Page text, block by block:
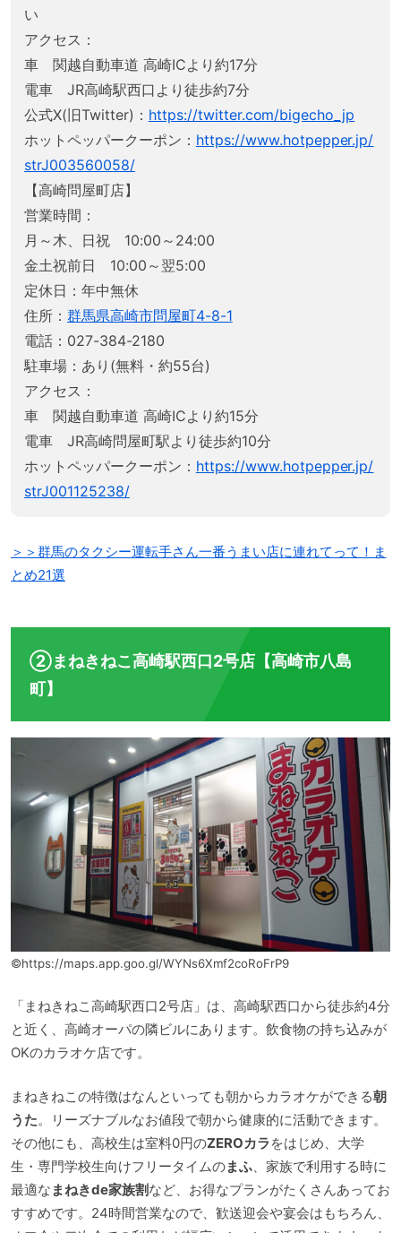
い
アクセス：
車 関越自動車道 高崎ICより約17分
電車 JR高崎駅西口より徒歩約7分
公式X(旧Twitter)： https://twitter.com/bigecho_jp
ホットペッパークーポン： https://www.hotpepper.jp/
strJ003560058/
【高崎問屋町店】
営業時間：
月～木、日祝 10:00～24:00
金土祝前日 10:00～翌5:00
定休日：年中無休
住所： 群馬県高崎市問屋町4-8-1
電話：027-384-2180
駐車場：あり(無料・約55台)
アクセス：
車 関越自動車道 高崎ICより約15分
電車 JR高崎問屋町駅より徒歩約10分
ホットペッパークーポン： https://www.hotpepper.jp/
strJ001125238/
＞＞群馬のタクシー運転手さん一番うまい店に連れてって！ま
とめ21選
②まねきねこ高崎駅西口2号店【高崎市八島
町】
©https://maps.app.goo.gl/WYNs6Xmf2coRoFrP9
「まねきねこ高崎駅西口2号店」は、高崎駅西口から徒歩約4分
と近く、高崎オーパの隣ビルにあります。飲食物の持ち込みが
OKのカラオケ店です。
まねきねこの特徴はなんといっても朝からカラオケができる朝
うた。リーズナブルなお値段で朝から健康的に活動できます。
その他にも、高校生は室料0円のZEROカラ をはじめ、大学
生・専門学校生向けフリータイムのまふ、家族で利用する時に
最適な まねきde家族割など、お得なプランがたくさんあってお
すすめです。24時間営業なので、歓送迎会や宴会はもちろん、